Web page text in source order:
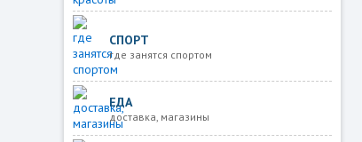
СПОРТ
где занятся спортом
ЕДА
доставка, магазины